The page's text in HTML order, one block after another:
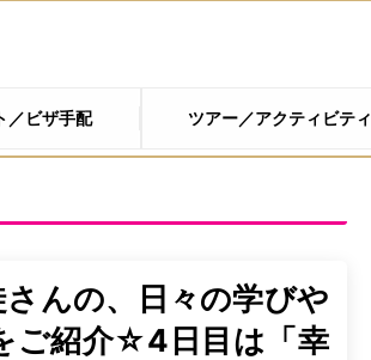
／ビザ手配 ツアー／アクティビティ
んの、日々の学びや
ご紹介☆4日目は「幸